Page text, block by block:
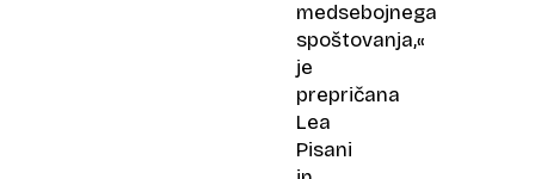
medsebojnega
spoštovanja,«
je
prepričana
Lea
Pisani